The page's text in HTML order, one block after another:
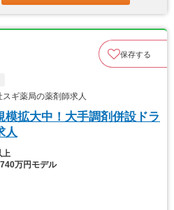
保存する
ギ薬局の薬剤師求人
模拡大中！大手調剤併設ドラ
人
上
万円モデル